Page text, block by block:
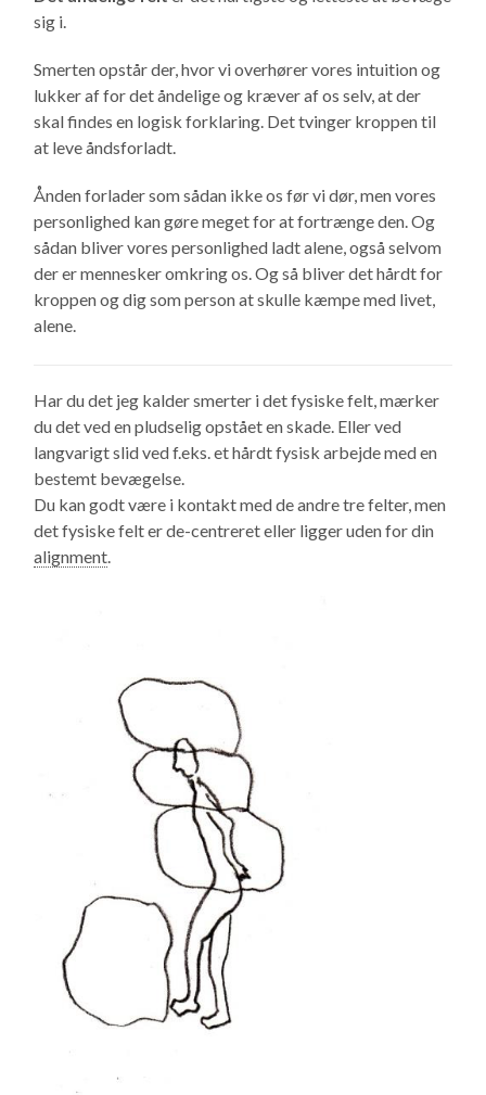
sig i.
Smerten opstår der, hvor vi overhører vores intuition og
lukker af for det åndelige og kræver af os selv, at der
skal findes en logisk forklaring. Det tvinger kroppen til
at leve åndsforladt.
Ånden forlader som sådan ikke os før vi dør, men vores
personlighed kan gøre meget for at fortrænge den. Og
sådan bliver vores personlighed ladt alene, også selvom
der er mennesker omkring os. Og så bliver det hårdt for
kroppen og dig som person at skulle kæmpe med livet,
alene.
Har du det jeg kalder smerter i det fysiske felt, mærker
du det ved en pludselig opstået en skade. Eller ved
langvarigt slid ved f.eks. et hårdt fysisk arbejde med en
bestemt bevægelse.
Du kan godt være i kontakt med de andre tre felter, men
det fysiske felt er de-centreret eller ligger uden for din
alignment.